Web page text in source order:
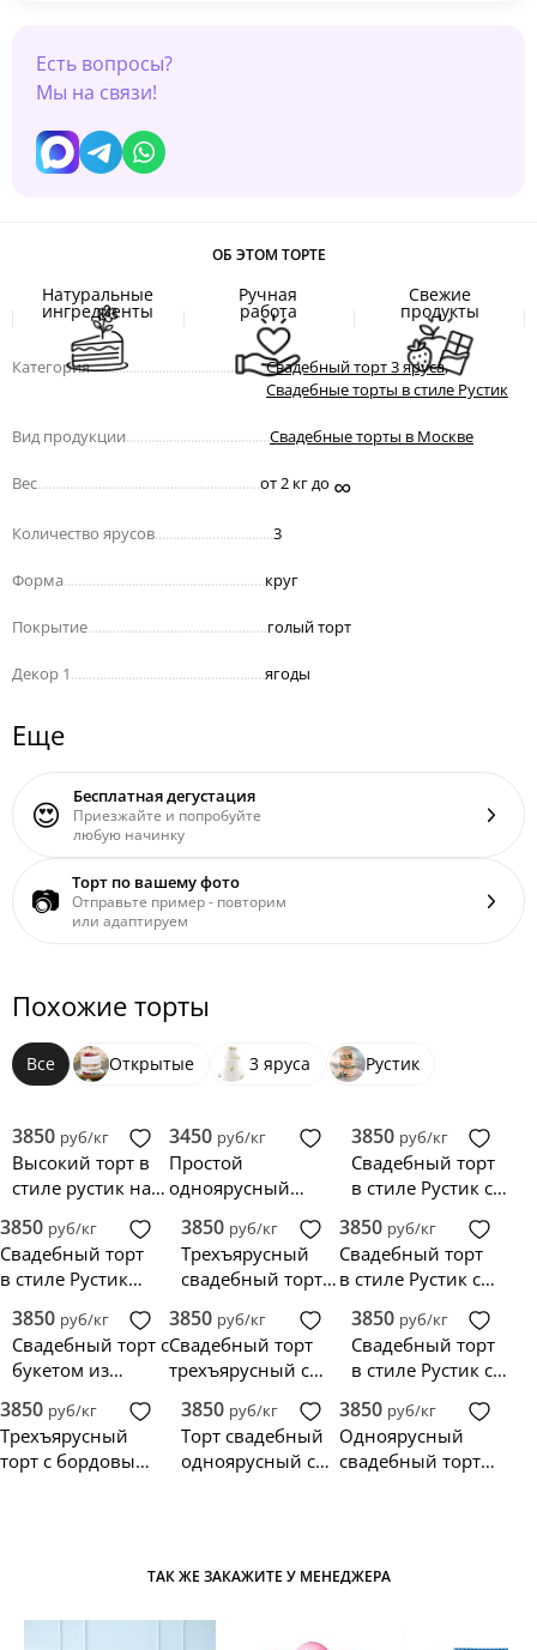
Есть вопросы?
Мы на связи!
ОБ ЭТОМ ТОРТЕ
Натуральные
ингредиенты
Ручная
работа
Свежие
продукты
Категория.................................................Свадебный торт 3 яруса,
Свадебные торты в стиле Рустик
Вид продукции Свадебные торты в Москве
Вес от 2 кг до ∞
Количество ярусов 3
Форма круг
Покрытие голый торт
Декор 1 ягоды
Еще
😍 Бесплатная дегустация
Приезжайте и попробуйте
любую начинку
📷 Торт по вашему фото
Отправьте пример - повторим
или адаптируем
Похожие торты
Все Открытые 3 яруса Рустик
3850 руб/кг
Высокий торт в
стиле рустик на
3450 руб/кг
Простой
одноярусный
малиной
3850 руб/кг
Свадебный торт
в стиле Рустик с
зеленью
3850 руб/кг
Свадебный торт
в стиле Рустик
живыми цветами
и травами
3850 руб/кг
Трехъярусный
свадебный торт
3850 руб/кг
Свадебный торт
в стиле Рустик с
листьями
3850 руб/кг
Свадебный торт с
букетом из
розовыми
пионами
3850 руб/кг
Свадебный торт
трехъярусный с
бордовой розой
и листьями
3850 руб/кг
Свадебный торт
в стиле Рустик с
и персиковыми
розами
3850 руб/кг
Трехъярусный
торт с бордовым
3850 руб/кг
Торт свадебный
одноярусный с
3850 руб/кг
Одноярусный
свадебный торт
ТАК ЖЕ ЗАКАЖИТЕ У МЕНЕДЖЕРА